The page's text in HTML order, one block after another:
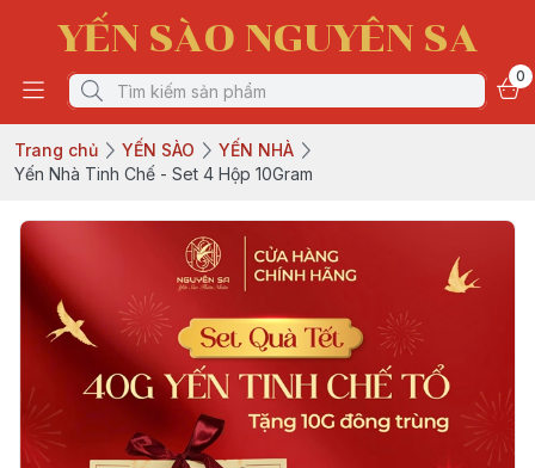
YẾN SÀO NGUYÊN SA
0
Trang chủ YẾN SÀO
YẾN NHÀ
Yến Nhà Tinh Chế - Set 4 Hộp 10Gram